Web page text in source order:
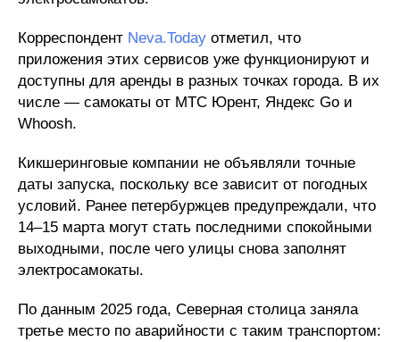
Корреспондент Neva.Today отметил, что
приложения этих сервисов уже функционируют и
доступны для аренды в разных точках города. В их
числе — самокаты от МТС Юрент, Яндекс Go и
Whoosh.​
Кикшеринговые компании не объявляли точные
даты запуска, поскольку все зависит от погодных
условий. Ранее петербуржцев предупреждали, что
14–15 марта могут стать последними спокойными
выходными, после чего улицы снова заполнят
электросамокаты.
По данным 2025 года, Северная столица заняла
третье место по аварийности с таким транспортом: